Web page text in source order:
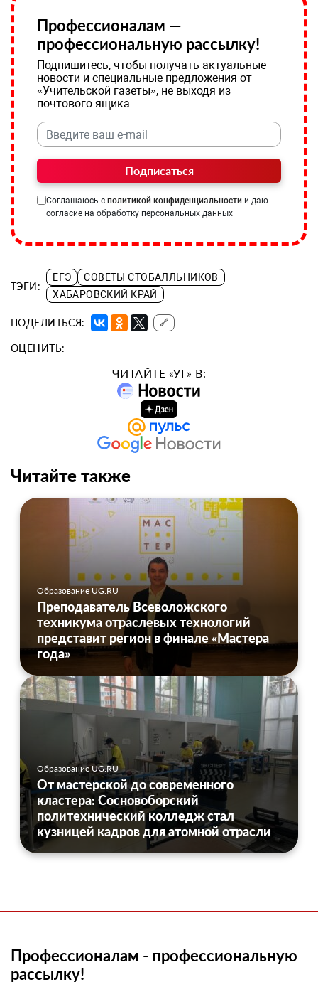
Профессионалам —
профессиональную рассылку!
Подпишитесь, чтобы получать актуальные
новости и специальные предложения от
«Учительской газеты», не выходя из
почтового ящика
Подписаться
Соглашаюсь с политикой конфиденциальности и даю
согласие на обработку персональных данных
ТЭГИ:
ЕГЭ
СОВЕТЫ СТОБАЛЛЬНИКОВ
ХАБАРОВСКИЙ КРАЙ
ПОДЕЛИТЬСЯ: 🔗
ОЦЕНИТЬ:
ЧИТАЙТЕ «УГ» В:
Читайте также
Образование UG.RU
Преподаватель Всеволожского
техникума отраслевых технологий
представит регион в финале «Мастера
года»
Образование UG.RU
От мастерской до современного
кластера: Сосновоборский
политехнический колледж стал
кузницей кадров для атомной отрасли
Профессионалам - профессиональную
рассылку!